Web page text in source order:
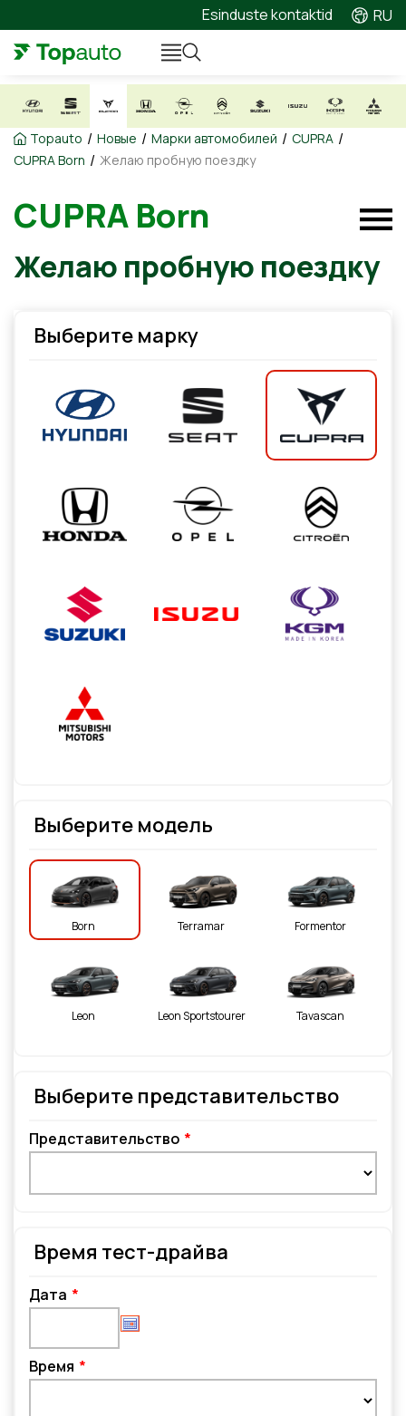
Esinduste kontaktid RU
Topauto / Новые / Марки автомобилей / CUPRA /
CUPRA Born / Желаю пробную поездку
CUPRA Born
Желаю пробную поездку
Выберите марку
Выберите модель
Born Terramar Formentor
Leon Leon Sportstourer Tavascan
Выберите представительство
Представительство
Время тест-драйва
Дата
Время